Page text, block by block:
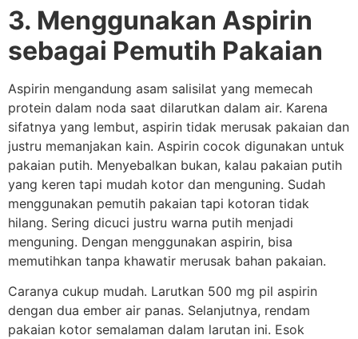
3. Menggunakan Aspirin
sebagai Pemutih Pakaian
Aspirin mengandung asam salisilat yang memecah
protein dalam noda saat dilarutkan dalam air. Karena
sifatnya yang lembut, aspirin tidak merusak pakaian dan
justru memanjakan kain. Aspirin cocok digunakan untuk
pakaian putih. Menyebalkan bukan, kalau pakaian putih
yang keren tapi mudah kotor dan menguning. Sudah
menggunakan pemutih pakaian tapi kotoran tidak
hilang. Sering dicuci justru warna putih menjadi
menguning. Dengan menggunakan aspirin, bisa
memutihkan tanpa khawatir merusak bahan pakaian.
Caranya cukup mudah. Larutkan 500 mg pil aspirin
dengan dua ember air panas. Selanjutnya, rendam
pakaian kotor semalaman dalam larutan ini. Esok